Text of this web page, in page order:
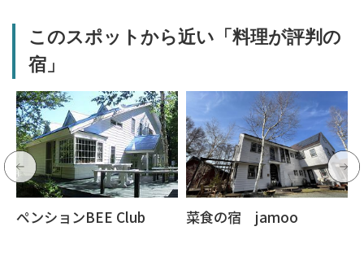
このスポットから近い「料理が評判の
宿」
ペンションBEE Club 菜食の宿 jamoo